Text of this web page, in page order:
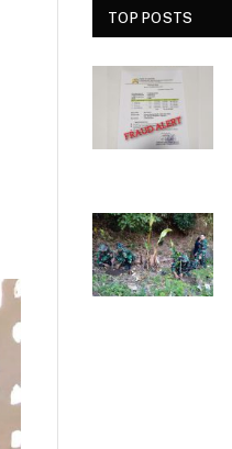
TOP POSTS